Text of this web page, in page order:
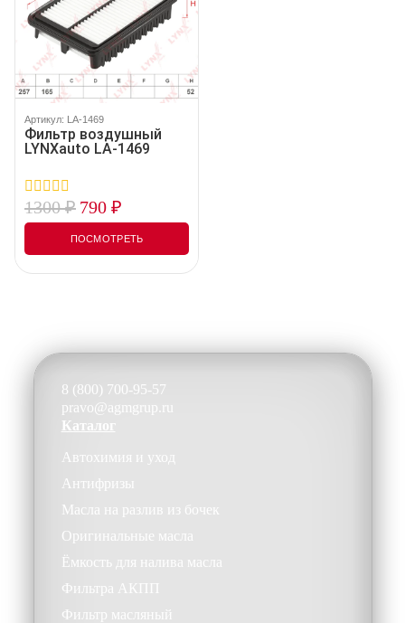
Артикул: LA-1469
Фильтр воздушный
LYNXauto LA-1469
0
out
5
1300₽ 790 ₽
ПОСМОТРЕТЬ
8 (800) 700-95-57
pravo@agmgrup.ru
Каталог
Автохимия и уход
Антифризы
Масла на разлив из бочек
Оригинальные масла
Ёмкость для налива масла
Фильтра АКПП
Фильтр масляный